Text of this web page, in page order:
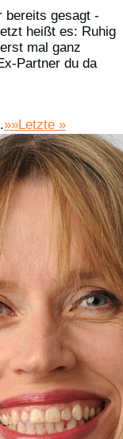
bereits gesagt -
heißt es: Ruhig
mal ganz
Partner du da
»»Letzte »